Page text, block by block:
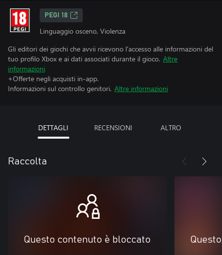
PEGI 18
Linguaggio osceno, Violenza
Gli editori dei giochi che avvii ricevono l'accesso alle informazioni del
tuo profilo Xbox e ai dati associati durante il gioco. Altre
informazioni
+Offerte negli acquisti in-app.
Informazioni sul controllo genitori. Altre informazioni
DETTAGLI RECENSIONI ALTRO
Raccolta
Questo contenuto è bloccato